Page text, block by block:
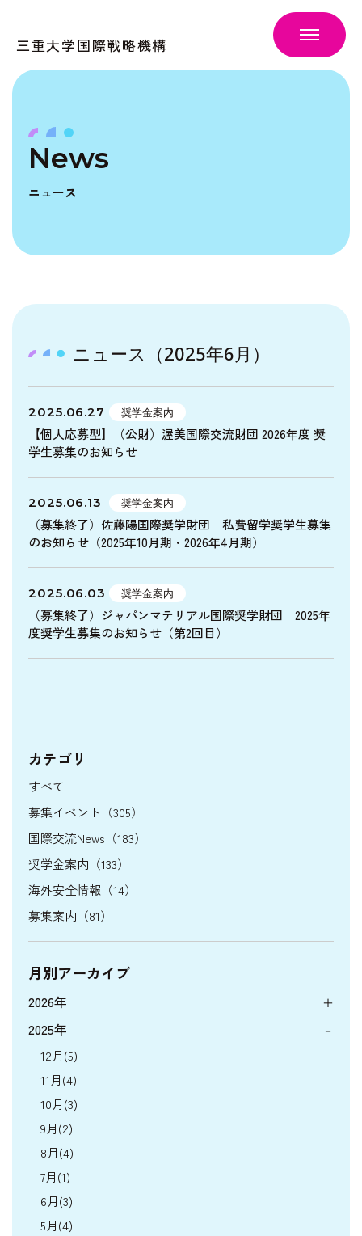
三重大学国際戦略機構
News
ニュース
カテゴリ
すべて
募集イベント（305）
国際交流News（183）
奨学金案内（133）
海外安全情報（14）
募集案内（81）
月別アーカイブ
2026年
2025年
12月(5)
11月(4)
10月(3)
9月(2)
8月(4)
7月(1)
6月(3)
5月(4)
ニュース（2025年6月）
2025.06.27 奨学金案内
【個人応募型】（公財）渥美国際交流財団 2026年度 奨
学生募集のお知らせ
2025.06.13 奨学金案内
（募集終了）佐藤陽国際奨学財団 私費留学奨学生募集
のお知らせ（2025年10月期・2026年4月期）
2025.06.03 奨学金案内
（募集終了）ジャパンマテリアル国際奨学財団 2025年
度奨学生募集のお知らせ（第2回目）